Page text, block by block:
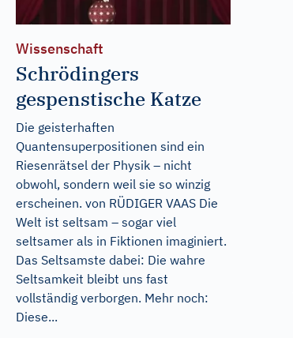
Wissenschaft
Schrödingers
gespenstische Katze
Die geisterhaften
Quantensuperpositionen sind ein
Riesenrätsel der Physik – nicht
obwohl, sondern weil sie so winzig
erscheinen. von RÜDIGER VAAS Die
Welt ist seltsam – sogar viel
seltsamer als in Fiktionen imaginiert.
Das Seltsamste dabei: Die wahre
Seltsamkeit bleibt uns fast
vollständig verborgen. Mehr noch:
Diese...